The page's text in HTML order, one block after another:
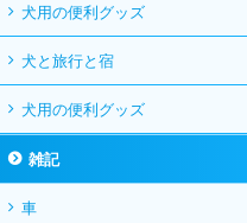
犬用の便利グッズ
犬と旅行と宿
犬用の便利グッズ
雑記
車